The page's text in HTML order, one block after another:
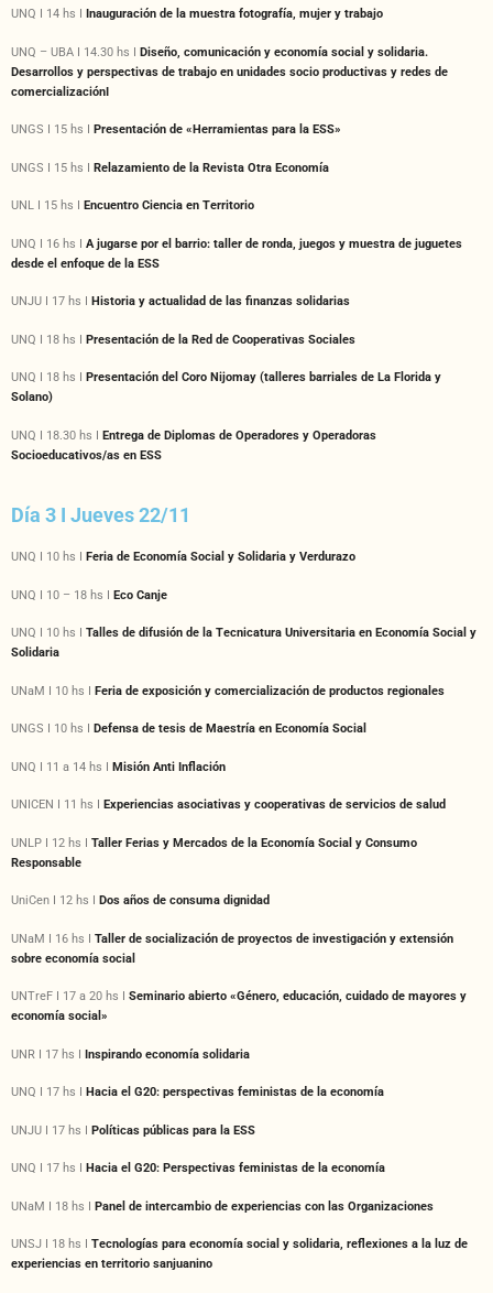
UNQ I 14 hs I Inauguración de la muestra fotografía, mujer y trabajo
UNQ – UBA I 14.30 hs I Diseño, comunicación y economía social y solidaria.
Desarrollos y perspectivas de trabajo en unidades socio productivas y redes de
comercializaciónI
UNGS I 15 hs I Presentación de «Herramientas para la ESS»
UNGS I 15 hs I Relazamiento de la Revista Otra Economía
UNL I 15 hs I Encuentro Ciencia en Territorio
UNQ I 16 hs I A jugarse por el barrio: taller de ronda, juegos y muestra de juguetes
desde el enfoque de la ESS
UNJU I 17 hs I Historia y actualidad de las finanzas solidarias
UNQ I 18 hs I Presentación de la Red de Cooperativas Sociales
UNQ I 18 hs I
Presentación del Coro Nijomay (talleres barriales de La Florida y
Solano)
UNQ I 18.30 hs I Entrega de Diplomas de Operadores y Operadoras
Socioeducativos/as en ESS
Día 3 I Jueves 22/11
UNQ I 10 hs I Feria de Economía Social y Solidaria y Verdurazo
UNQ I 10 – 18 hs I Eco Canje
UNQ I 10 hs I Talles de difusión de la Tecnicatura Universitaria en Economía Social y
Solidaria
UNaM I 10 hs I Feria de exposición y comercialización de productos regionales
UNGS I 10 hs I Defensa de tesis de Maestría en Economía Social
UNQ I 11 a 14 hs I Misión Anti Inflación
UNICEN I 11 hs I Experiencias asociativas y cooperativas de servicios de salud
UNLP I 12 hs I Taller Ferias y Mercados de la Economía Social y Consumo
Responsable
UniCen I 12 hs I Dos años de consuma dignidad
UNaM I 16 hs I Taller de socialización de proyectos de investigación y extensión
sobre economía social
UNTreF I 17 a 20 hs I Seminario abierto «Género, educación, cuidado de mayores y
economía social»
UNR I 17 hs I Inspirando economía solidaria
UNQ I 17 hs I Hacia el G20: perspectivas feministas de la economía
UNJU I 17 hs I Políticas públicas para la ESS
UNQ I 17 hs I Hacia el G20: Perspectivas feministas de la economía
UNaM I 18 hs I Panel de intercambio de experiencias con las Organizaciones
UNSJ I 18 hs I Tecnologías para economía social y solidaria, reflexiones a la luz de
experiencias en territorio sanjuanino